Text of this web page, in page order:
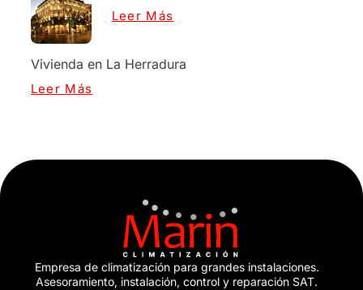
Leer Más
Vivienda en La Herradura
Leer Más
Empresa de climatización para grandes instalaciones.
Asesoramiento, instalación, control y reparación SAT.